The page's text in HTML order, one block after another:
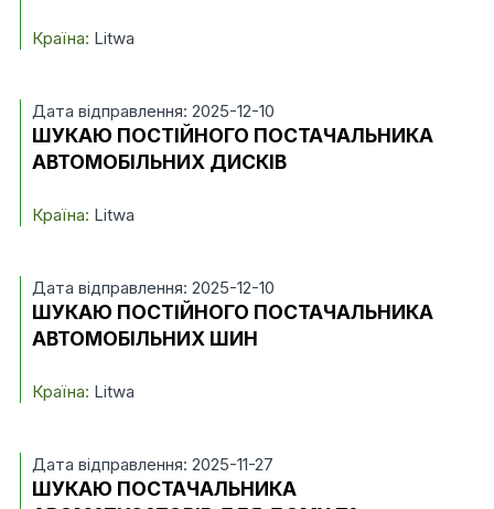
Країна: Litwa
Дата відправлення: 2025-12-10
ШУКАЮ ПОСТІЙНОГО ПОСТАЧАЛЬНИКА
АВТОМОБІЛЬНИХ ДИСКІВ
Країна: Litwa
Дата відправлення: 2025-12-10
ШУКАЮ ПОСТІЙНОГО ПОСТАЧАЛЬНИКА
АВТОМОБІЛЬНИХ ШИН
Країна: Litwa
Дата відправлення: 2025-11-27
ШУКАЮ ПОСТАЧАЛЬНИКА